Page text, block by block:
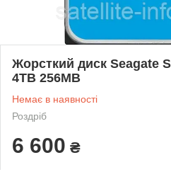
Жорсткий диск Seagate
4TB 256MB
Немає в наявності
Роздріб
6 600 ₴